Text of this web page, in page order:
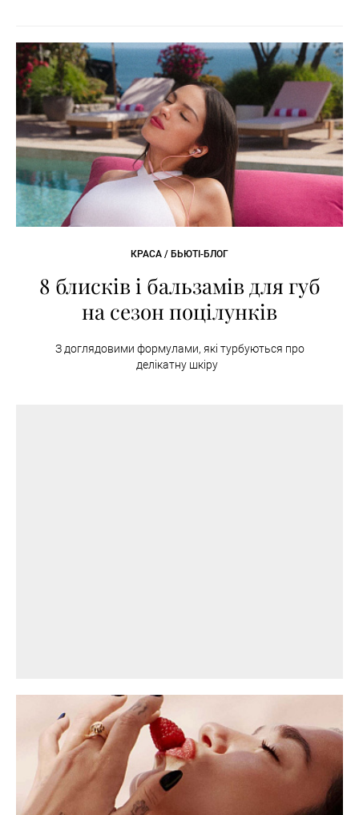
КРАСА / БЬЮТІ-БЛОГ
8 блисків і бальзамів для губ
на сезон поцілунків
З доглядовими формулами, які турбуються про
делікатну шкіру